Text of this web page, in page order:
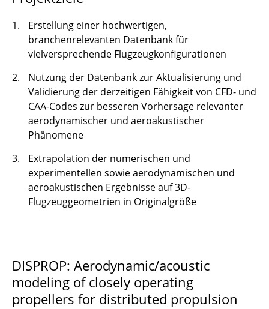
Erstellung einer hochwertigen,
branchenrelevanten Datenbank für
vielversprechende Flugzeugkonfigurationen
Nutzung der Datenbank zur Aktualisierung und
Validierung der derzeitigen Fähigkeit von CFD- und
CAA-Codes zur besseren Vorhersage relevanter
aerodynamischer und aeroakustischer
Phänomene
Extrapolation der numerischen und
experimentellen sowie aerodynamischen und
aeroakustischen Ergebnisse auf 3D-
Flugzeuggeometrien in Originalgröße
DISPROP: Aerodynamic/acoustic
modeling of closely operating
propellers for distributed propulsion